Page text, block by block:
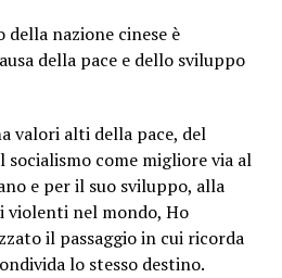
nazione cinese è
della pace e dello sviluppo
valori alti della pace, del
come migliore via al
e per il suo sviluppo, alla
nel mondo, Ho
il passaggio in cui ricorda
lo stesso destino.